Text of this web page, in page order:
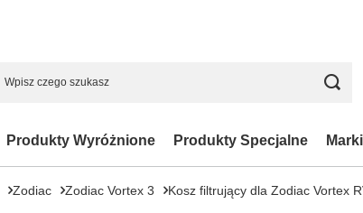
Produkty Wyróżnione Produkty Specjalne Marki
Zodiac Zodiac Vortex 3 Kosz filtrujący dla Zodiac Vortex